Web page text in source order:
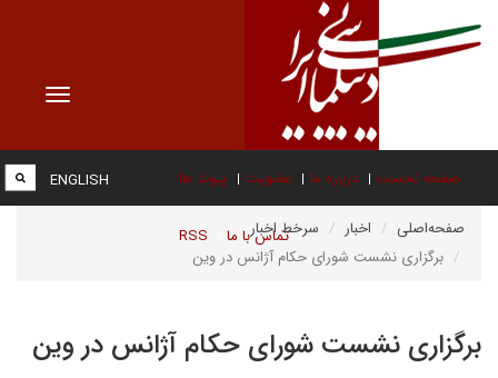
Toggle
صفحه نخست درباره ما عضویت پیوند ها
تماس با ما RSS
ENGLISH
صفحه‌اصلی اخبار
سرخط اخبار
برگزاری نشست شورای حکام آژانس در وین
برگزاری نشست شورای حکام آژانس در وین